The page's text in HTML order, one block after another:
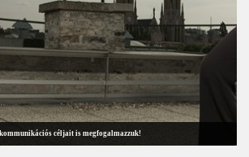
céljait is megfogalmazzuk!